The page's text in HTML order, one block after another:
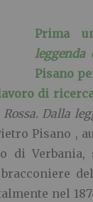
Prima
leggenda
Pisano
di
Rossa. Dalla
Pisano ,
di
nel